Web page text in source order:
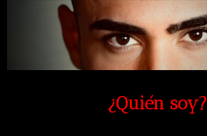
¿Quién soy?